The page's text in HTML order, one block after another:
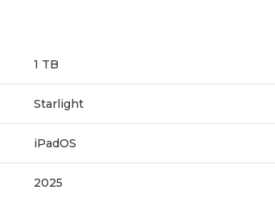
1 TB
Starlight
iPadOS
2025